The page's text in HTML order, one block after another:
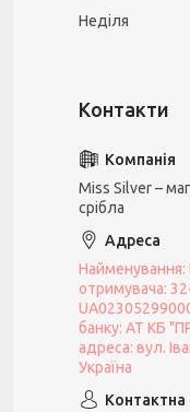
Неділя
Miss Silver –
срібла
отримувача:
банку: АТ КБ
адреса: вул.
Україна